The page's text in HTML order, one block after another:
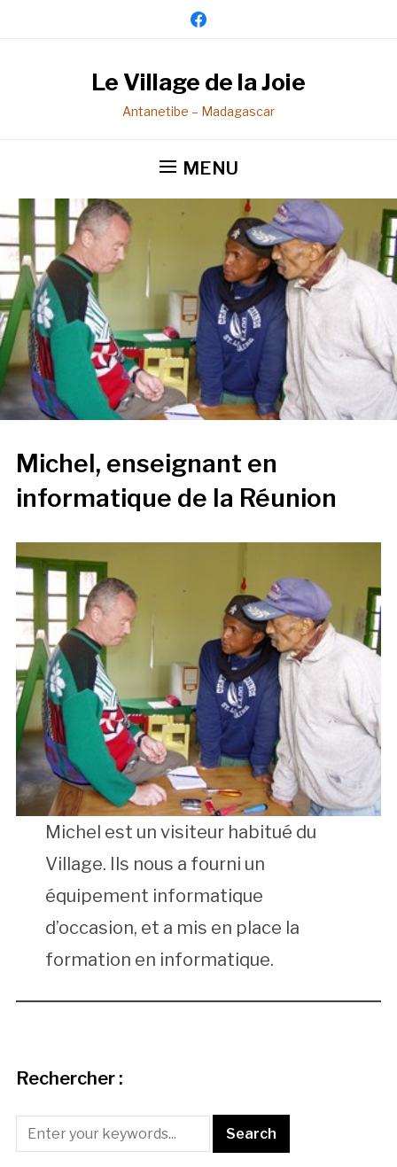
facebook
Le Village de la Joie
Antanetibe – Madagascar
MENU
Michel, enseignant en
informatique de la Réunion
Michel est un visiteur habitué du
Village. Ils nous a fourni un
équipement informatique
d’occasion, et a mis en place la
formation en informatique.
Rechercher :